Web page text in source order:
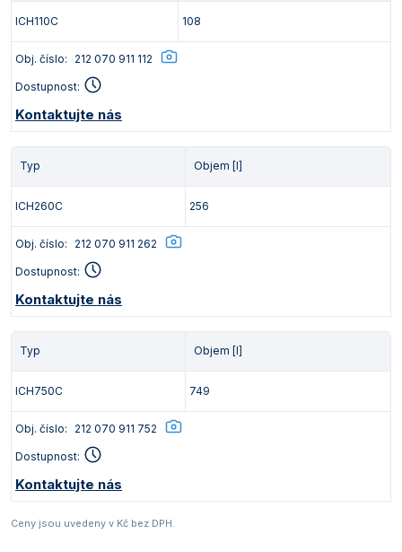
ICH110C 108
Obj. číslo: 212 070 911 112
Dostupnost:
Kontaktujte nás
Typ Objem [l]
ICH260C 256
Obj. číslo: 212 070 911 262
Dostupnost:
Kontaktujte nás
Typ Objem [l]
ICH750C 749
Obj. číslo: 212 070 911 752
Dostupnost:
Kontaktujte nás
Ceny jsou uvedeny v Kč bez DPH.